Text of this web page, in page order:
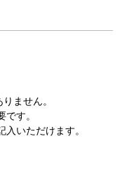
ません。
です。
入いただけます。